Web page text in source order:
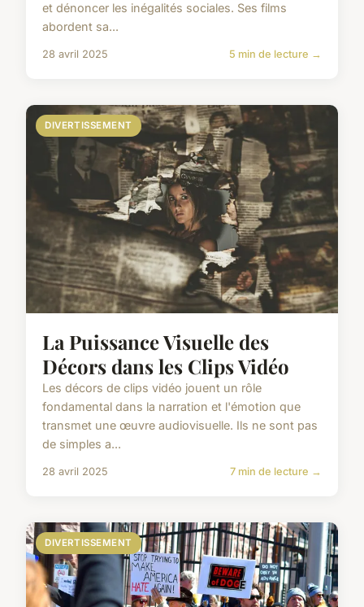
et dénoncer les inégalités sociales. Ses films
abordent sa...
28 avril 2025 5 min de lecture →
DIVERTISSEMENT
La Puissance Visuelle des
Décors dans les Clips Vidéo
Les décors de clips vidéo jouent un rôle
fondamental dans la narration et l'émotion que
transmet une œuvre audiovisuelle. Ils ne sont pas
de simples a...
28 avril 2025 7 min de lecture →
DIVERTISSEMENT